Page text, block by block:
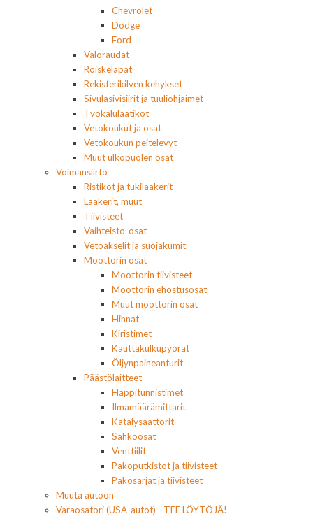
Chevrolet
Dodge
Ford
Valoraudat
Roiskeläpät
Rekisterikilven kehykset
Sivulasivisiirit ja tuuliohjaimet
Työkalulaatikot
Vetokoukut ja osat
Vetokoukun peitelevyt
Muut ulkopuolen osat
Voimansiirto
Ristikot ja tukilaakerit
Laakerit, muut
Tiivisteet
Vaihteisto-osat
Vetoakselit ja suojakumit
Moottorin osat
Moottorin tiivisteet
Moottorin ehostusosat
Muut moottorin osat
Hihnat
Kiristimet
Kauttakulkupyörät
Öljynpaineanturit
Päästölaitteet
Happitunnistimet
Ilmamäärämittarit
Katalysaattorit
Sähköosat
Venttiilit
Pakoputkistot ja tiivisteet
Pakosarjat ja tiivisteet
Muuta autoon
Varaosatori (USA-autot) - TEE LÖYTÖJÄ!